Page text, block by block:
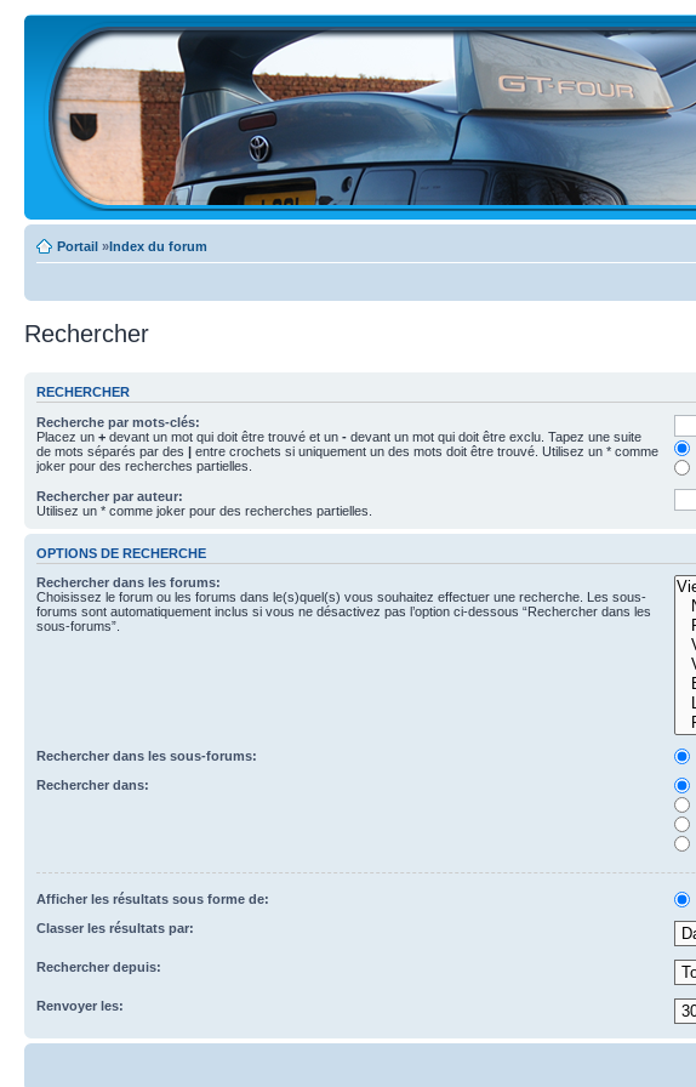
Portail »Index du forum
Rechercher
RECHERCHER
Recherche par mots-clés:
Placez un + devant un mot qui doit être trouvé et un - devant un mot qui doit être exclu. Tapez une suite
de mots séparés par des | entre crochets si uniquement un des mots doit être trouvé. Utilisez un * comme
joker pour des recherches partielles.
Rechercher par auteur:
Utilisez un * comme joker pour des recherches partielles.
OPTIONS DE RECHERCHE
Rechercher dans les forums:
Choisissez le forum ou les forums dans le(s)quel(s) vous souhaitez effectuer une recherche. Les sous-
forums sont automatiquement inclus si vous ne désactivez pas l’option ci-dessous “Rechercher dans les
sous-forums”.
Rechercher dans les sous-forums:
Rechercher dans:
Afficher les résultats sous forme de:
Classer les résultats par:
Rechercher depuis:
Renvoyer les: